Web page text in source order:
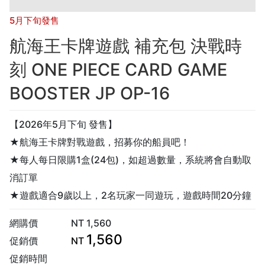
5月下旬發售
航海王卡牌遊戲 補充包 決戰時
刻 ONE PIECE CARD GAME
BOOSTER JP OP-16
【2026年5月下旬 發售】
★航海王卡牌對戰遊戲，招募你的船員吧！
★每人每日限購1盒(24包)，如超過數量，系統將會自動取
消訂單
★遊戲適合9歲以上，2名玩家一同遊玩，遊戲時間20分鐘
網購價 NT 1,560
促銷價
NT 1,560
促銷時間